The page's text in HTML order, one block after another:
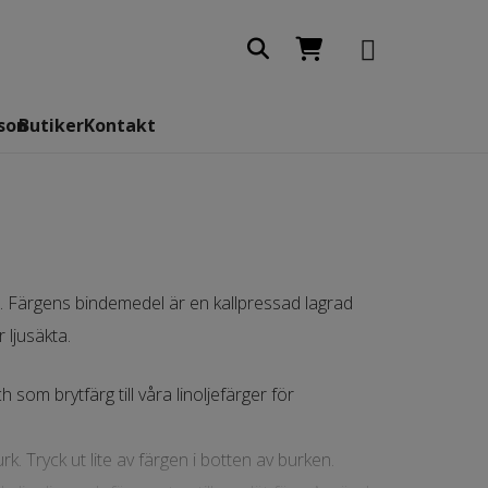
ButikerKontakt
bindemedel är en kallpressad lagrad
ljusäkta.
som brytfärg till våra linoljefärger för
Tryck ut lite av färgen i botten av burken.